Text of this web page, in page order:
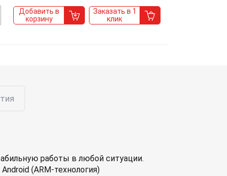
Добавить в
корзину
Заказать в 1
клик
работы в любой ситуации.
(ARM-технология)